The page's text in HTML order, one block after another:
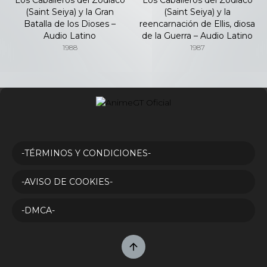
(Saint Seiya) y la Gran
Batalla de los Dioses –
Audio Latino
1988
(Saint Seiya) y la
reencarnación de Ellis, diosa
de la Guerra – Audio Latino
1987
-TÉRMINOS Y CONDICIONES-
-AVISO DE COOKIES-
-DMCA-